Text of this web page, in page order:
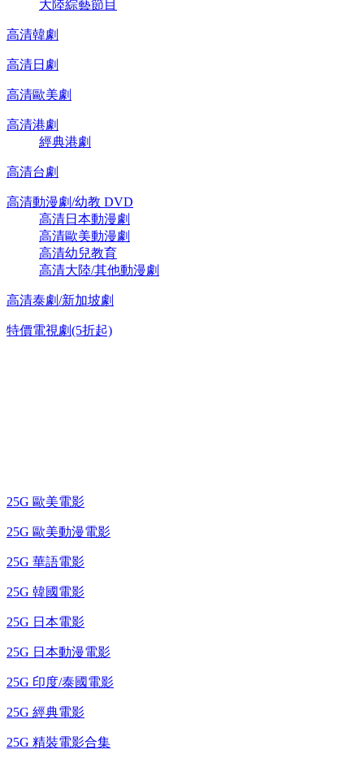
大陸綜藝節目
高清韓劇
高清日劇
高清歐美劇
高清港劇
經典港劇
高清台劇
高清動漫劇/幼教 DVD
高清日本動漫劇
高清歐美動漫劇
高清幼兒教育
高清大陸/其他動漫劇
高清泰劇/新加坡劇
特價電視劇(5折起)
25G 歐美電影
25G 歐美動漫電影
25G 華語電影
25G 韓國電影
25G 日本電影
25G 日本動漫電影
25G 印度/泰國電影
25G 經典電影
25G 精裝電影合集